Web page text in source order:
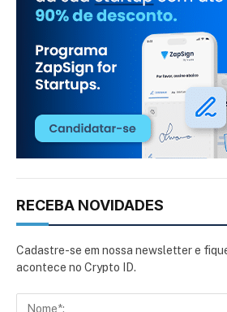
RECEBA NOVIDADES
Cadastre-se em nossa newsletter e
acontece no Crypto ID.